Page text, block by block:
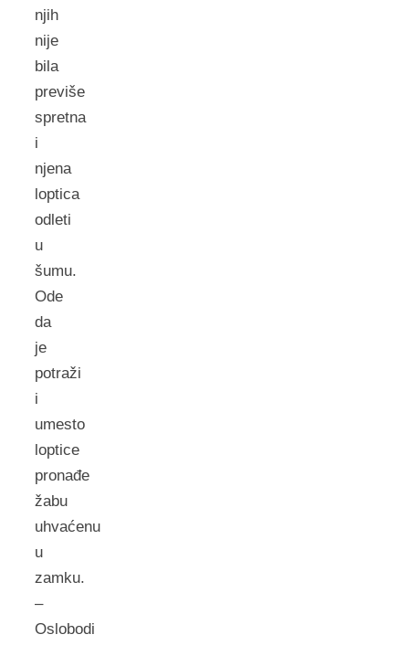
njih
nije
bila
previše
spretna
i
njena
loptica
odleti
u
šumu.
Ode
da
je
potraži
i
umesto
loptice
pronađe
žabu
uhvaćenu
u
zamku.
–
Oslobodi